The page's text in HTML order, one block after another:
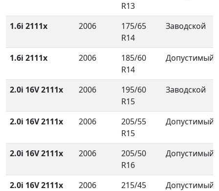
R13
1.6i 2111x 2006
175/65
R14
Заводской
1.6i 2111x 2006
185/60
R14
Допустимый
2.0i 16V 2111x 2006
195/60
R15
Заводской
2.0i 16V 2111x 2006
205/55
R15
Допустимый
2.0i 16V 2111x 2006
205/50
R16
Допустимый
2.0i 16V 2111x 2006
215/45
Допустимый